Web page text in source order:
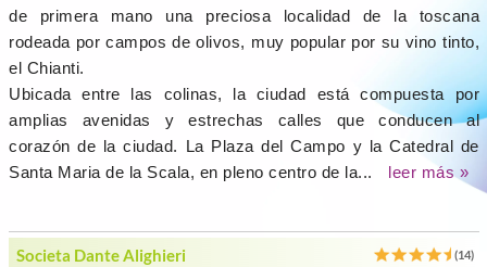
de primera mano una preciosa localidad de la toscana
rodeada por campos de olivos, muy popular por su vino tinto,
el Chianti.
Ubicada entre las colinas, la ciudad está compuesta por
amplias avenidas y estrechas calles que conducen al
corazón de la ciudad. La Plaza del Campo y la Catedral de
Santa Maria de la Scala, en pleno centro de la...
leer más »
Societa Dante Alighieri
(14)